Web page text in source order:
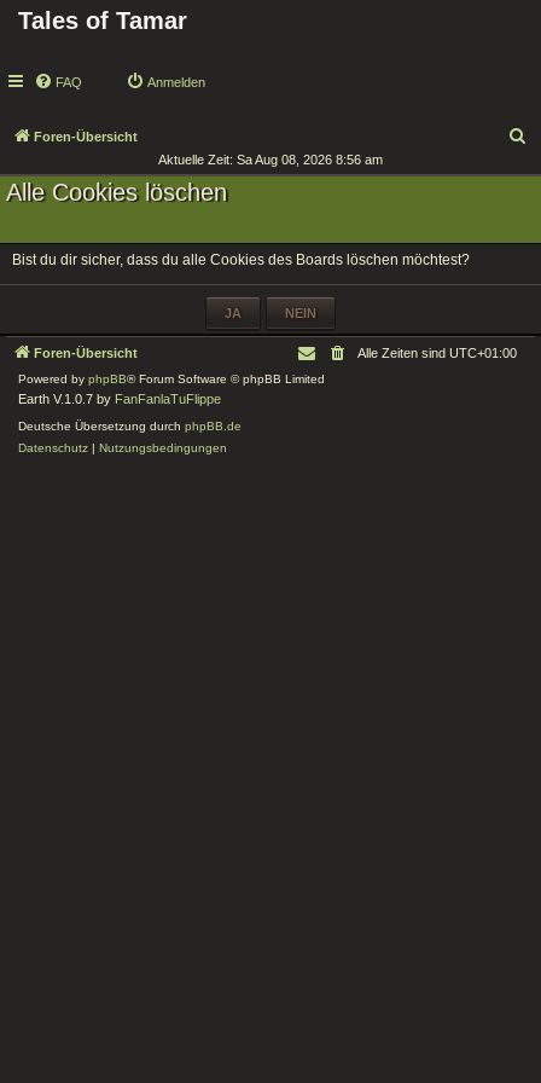
Tales of Tamar
FAQ Anmelden
Foren-Übersicht
Aktuelle Zeit: Sa Aug 08, 2026 8:56 am
Alle Cookies löschen
Bist du dir sicher, dass du alle Cookies des Boards löschen möchtest?
Foren-Übersicht Alle Zeiten sind UTC+01:00
Powered by phpBB® Forum Software © phpBB Limited
Earth V.1.0.7 by FanFanlaTuFlippe
Deutsche Übersetzung durch phpBB.de
Datenschutz | Nutzungsbedingungen